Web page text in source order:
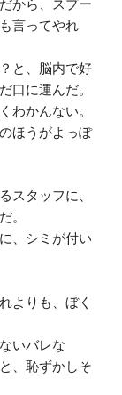
から、スプー
言ってやれ
と、脳内で好
口に運んだ。
わかんない。
ほうがよっぽ
スタッフに、
。
、シミが付い
よりも、ぼく
いバレな
、恥ずかしそ